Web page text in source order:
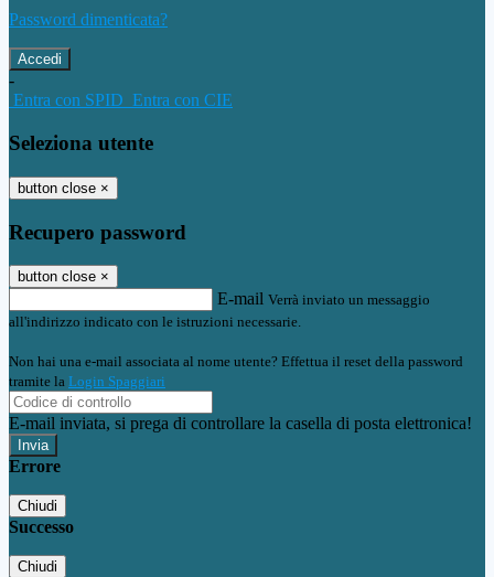
Password dimenticata?
-
Entra con SPID Entra con CIE
Seleziona utente
button close ×
Recupero password
button close ×
E-mail Verrà inviato un messaggio
all'indirizzo indicato con le istruzioni necessarie.
Non hai una e-mail associata al nome utente? Effettua il reset della password
tramite la Login Spaggiari
E-mail inviata, si prega di controllare la casella di posta elettronica!
Errore
Chiudi
Successo
Chiudi